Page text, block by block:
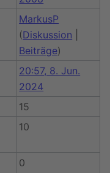
MarkusP
(Diskussion
Beiträge)
20:57, 8. Jun.
2024
15
10
0